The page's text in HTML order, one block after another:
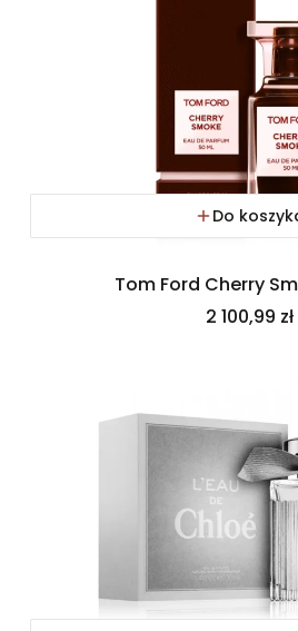
Do
Tom Ford Cherry
Cena
2 100,99 zł